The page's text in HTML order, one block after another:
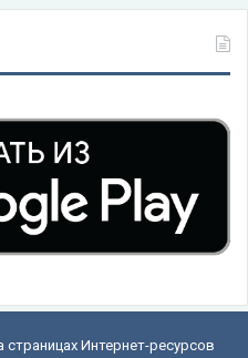
Интернет-ресурсов